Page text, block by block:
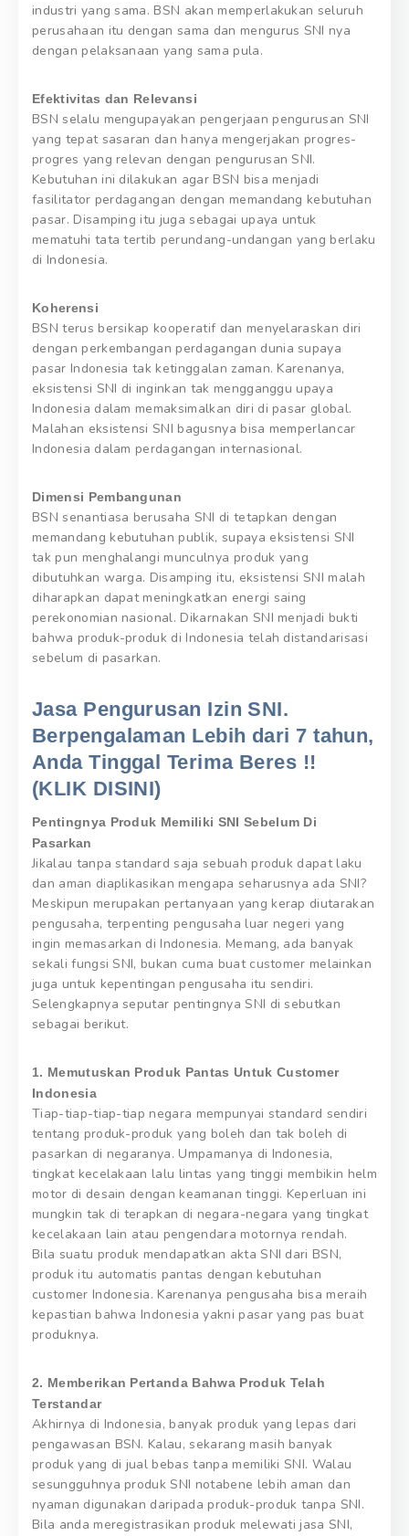
industri yang sama. BSN akan memperlakukan seluruh
perusahaan itu dengan sama dan mengurus SNI nya
dengan pelaksanaan yang sama pula.
Efektivitas dan Relevansi
BSN selalu mengupayakan pengerjaan pengurusan SNI
yang tepat sasaran dan hanya mengerjakan progres-
progres yang relevan dengan pengurusan SNI.
Kebutuhan ini dilakukan agar BSN bisa menjadi
fasilitator perdagangan dengan memandang kebutuhan
pasar. Disamping itu juga sebagai upaya untuk
mematuhi tata tertib perundang-undangan yang berlaku
di Indonesia.
Koherensi
BSN terus bersikap kooperatif dan menyelaraskan diri
dengan perkembangan perdagangan dunia supaya
pasar Indonesia tak ketinggalan zaman. Karenanya,
eksistensi SNI di inginkan tak mengganggu upaya
Indonesia dalam memaksimalkan diri di pasar global.
Malahan eksistensi SNI bagusnya bisa memperlancar
Indonesia dalam perdagangan internasional.
Dimensi Pembangunan
BSN senantiasa berusaha SNI di tetapkan dengan
memandang kebutuhan publik, supaya eksistensi SNI
tak pun menghalangi munculnya produk yang
dibutuhkan warga. Disamping itu, eksistensi SNI malah
diharapkan dapat meningkatkan energi saing
perekonomian nasional. Dikarnakan SNI menjadi bukti
bahwa produk-produk di Indonesia telah distandarisasi
sebelum di pasarkan.
Jasa Pengurusan Izin SNI.
Berpengalaman Lebih dari 7 tahun,
Anda Tinggal Terima Beres !!
(KLIK DISINI)
Pentingnya Produk Memiliki SNI Sebelum Di
Pasarkan
Jikalau tanpa standard saja sebuah produk dapat laku
dan aman diaplikasikan mengapa seharusnya ada SNI?
Meskipun merupakan pertanyaan yang kerap diutarakan
pengusaha, terpenting pengusaha luar negeri yang
ingin memasarkan di Indonesia. Memang, ada banyak
sekali fungsi SNI, bukan cuma buat customer melainkan
juga untuk kepentingan pengusaha itu sendiri.
Selengkapnya seputar pentingnya SNI di sebutkan
sebagai berikut.
1. Memutuskan Produk Pantas Untuk Customer
Indonesia
Tiap-tiap-tiap-tiap negara mempunyai standard sendiri
tentang produk-produk yang boleh dan tak boleh di
pasarkan di negaranya. Umpamanya di Indonesia,
tingkat kecelakaan lalu lintas yang tinggi membikin helm
motor di desain dengan keamanan tinggi. Keperluan ini
mungkin tak di terapkan di negara-negara yang tingkat
kecelakaan lain atau pengendara motornya rendah.
Bila suatu produk mendapatkan akta SNI dari BSN,
produk itu automatis pantas dengan kebutuhan
customer Indonesia. Karenanya pengusaha bisa meraih
kepastian bahwa Indonesia yakni pasar yang pas buat
produknya.
2. Memberikan Pertanda Bahwa Produk Telah
Terstandar
Akhirnya di Indonesia, banyak produk yang lepas dari
pengawasan BSN. Kalau, sekarang masih banyak
produk yang di jual bebas tanpa memiliki SNI. Walau
sesungguhnya produk SNI notabene lebih aman dan
nyaman digunakan daripada produk-produk tanpa SNI.
Bila anda meregistrasikan produk melewati jasa SNI,